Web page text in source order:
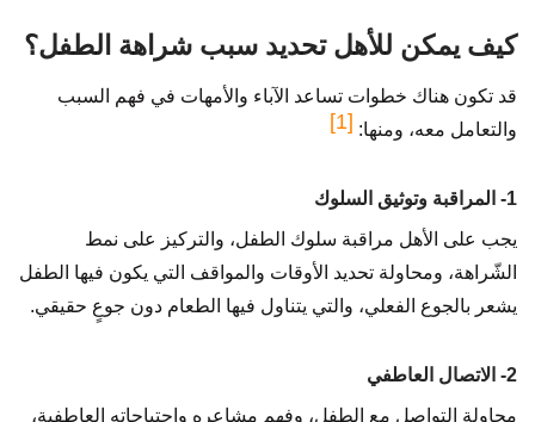
كيف يمكن للأهل تحديد سبب شراهة الطفل؟
قد تكون هناك خطوات تساعد الآباء والأمهات في فهم السبب
والتعامل معه، ومنها: [1]
1- المراقبة وتوثيق السلوك
يجب على الأهل مراقبة سلوك الطفل، والتركيز على نمط
الشّراهة، ومحاولة تحديد الأوقات والمواقف التي يكون فيها الطفل
يشعر بالجوع الفعلي، والتي يتناول فيها الطعام دون جوعٍ حقيقي.
2- الاتصال العاطفي
محاولة التواصل مع الطفل، وفهم مشاعره واحتياجاته العاطفية،